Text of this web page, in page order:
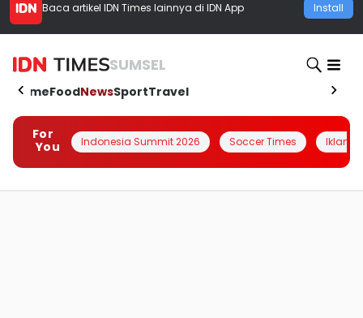
Baca artikel IDN Times lainnya di IDN App Install
SUMSEL
HomeFoodNewsSportTravel
For
You
Indonesia Summit 2026 Soccer Times Iklanin